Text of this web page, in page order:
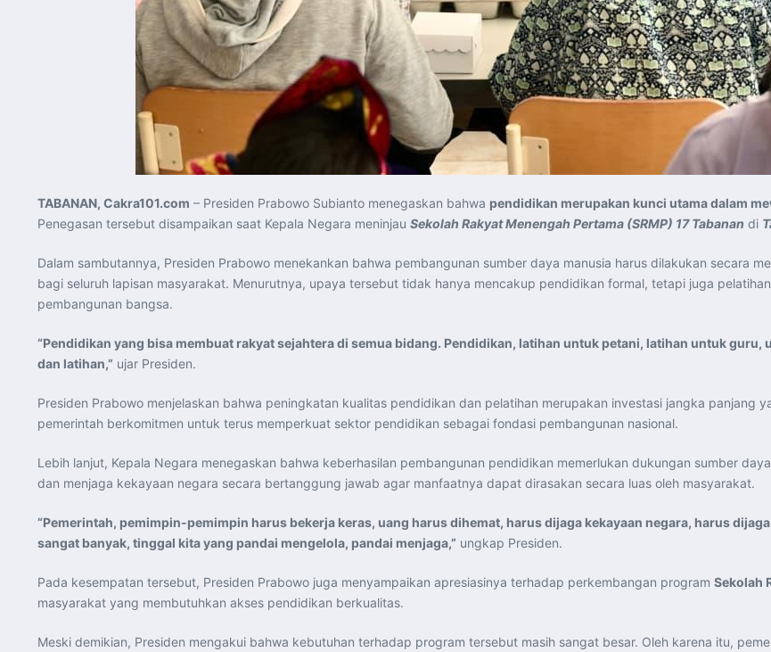
TABANAN, Cakra101.com – Presiden Prabowo Subianto menegaskan bahwa pendidikan merupakan kunci utama dalam
Penegasan tersebut disampaikan saat Kepala Negara meninjau Sekolah Rakyat Menengah Pertama (SRMP) 17 Tabanan di
Dalam sambutannya, Presiden Prabowo menekankan bahwa pembangunan sumber daya manusia harus dilakukan secara
bagi seluruh lapisan masyarakat. Menurutnya, upaya tersebut tidak hanya mencakup pendidikan formal, tetapi juga
pembangunan bangsa.
“Pendidikan yang bisa membuat rakyat sejahtera di semua bidang. Pendidikan, latihan untuk petani, latihan untuk
dan latihan,” ujar Presiden.
Presiden Prabowo menjelaskan bahwa peningkatan kualitas pendidikan dan pelatihan merupakan investasi jangka panjang
pemerintah berkomitmen untuk terus memperkuat sektor pendidikan sebagai fondasi pembangunan nasional.
Lebih lanjut, Kepala Negara menegaskan bahwa keberhasilan pembangunan pendidikan memerlukan dukungan sumber
dan menjaga kekayaan negara secara bertanggung jawab agar manfaatnya dapat dirasakan secara luas oleh masyarakat.
“Pemerintah, pemimpin-pemimpin harus bekerja keras, uang harus dihemat, harus dijaga kekayaan negara, harus
sangat banyak, tinggal kita yang pandai mengelola, pandai menjaga,” ungkap Presiden.
Pada kesempatan tersebut, Presiden Prabowo juga menyampaikan apresiasinya terhadap perkembangan program Sekolah
masyarakat yang membutuhkan akses pendidikan berkualitas.
Meski demikian, Presiden mengakui bahwa kebutuhan terhadap program tersebut masih sangat besar. Oleh karena itu,